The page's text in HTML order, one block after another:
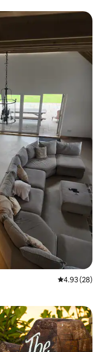
レビュー28
4.93 (28)